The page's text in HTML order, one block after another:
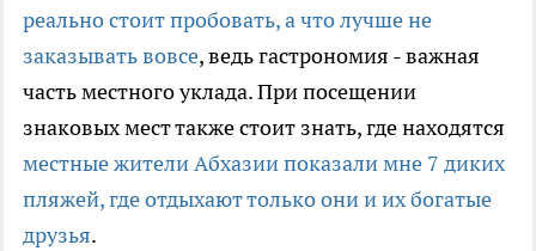
реально стоит пробовать, а что лучше не
заказывать вовсе, ведь гастрономия - важная
часть местного уклада. При посещении
знаковых мест также стоит знать, где находятся
местные жители Абхазии показали мне 7 диких
пляжей, где отдыхают только они и их богатые
друзья.